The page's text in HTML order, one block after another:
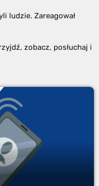
ludzie. Zareagował
zobacz, posłuchaj i